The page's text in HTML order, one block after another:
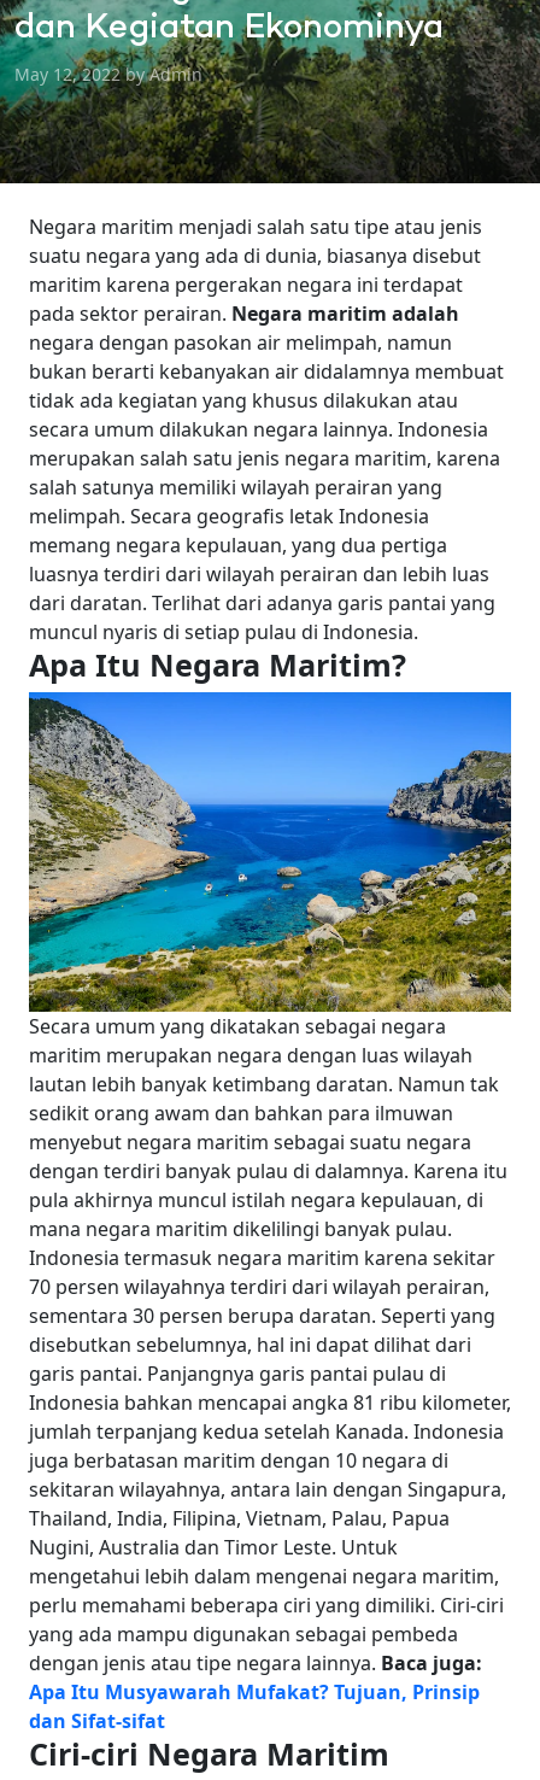
dan Kegiatan Ekonominya
May 12, 2022 by Admin
Negara maritim menjadi salah satu tipe atau jenis
suatu negara yang ada di dunia, biasanya disebut
maritim karena pergerakan negara ini terdapat
pada sektor perairan. Negara maritim adalah
negara dengan pasokan air melimpah, namun
bukan berarti kebanyakan air didalamnya membuat
tidak ada kegiatan yang khusus dilakukan atau
secara umum dilakukan negara lainnya. Indonesia
merupakan salah satu jenis negara maritim, karena
salah satunya memiliki wilayah perairan yang
melimpah. Secara geografis letak Indonesia
memang negara kepulauan, yang dua pertiga
luasnya terdiri dari wilayah perairan dan lebih luas
dari daratan. Terlihat dari adanya garis pantai yang
muncul nyaris di setiap pulau di Indonesia.
Apa Itu Negara Maritim?
Secara umum yang dikatakan sebagai negara
maritim merupakan negara dengan luas wilayah
lautan lebih banyak ketimbang daratan. Namun tak
sedikit orang awam dan bahkan para ilmuwan
menyebut negara maritim sebagai suatu negara
dengan terdiri banyak pulau di dalamnya. Karena itu
pula akhirnya muncul istilah negara kepulauan, di
mana negara maritim dikelilingi banyak pulau.
Indonesia termasuk negara maritim karena sekitar
70 persen wilayahnya terdiri dari wilayah perairan,
sementara 30 persen berupa daratan. Seperti yang
disebutkan sebelumnya, hal ini dapat dilihat dari
garis pantai. Panjangnya garis pantai pulau di
Indonesia bahkan mencapai angka 81 ribu kilometer,
jumlah terpanjang kedua setelah Kanada. Indonesia
juga berbatasan maritim dengan 10 negara di
sekitaran wilayahnya, antara lain dengan Singapura,
Thailand, India, Filipina, Vietnam, Palau, Papua
Nugini, Australia dan Timor Leste. Untuk
mengetahui lebih dalam mengenai negara maritim,
perlu memahami beberapa ciri yang dimiliki. Ciri-ciri
yang ada mampu digunakan sebagai pembeda
dengan jenis atau tipe negara lainnya. Baca juga:
Apa Itu Musyawarah Mufakat? Tujuan, Prinsip
dan Sifat-sifat
Ciri-ciri Negara Maritim